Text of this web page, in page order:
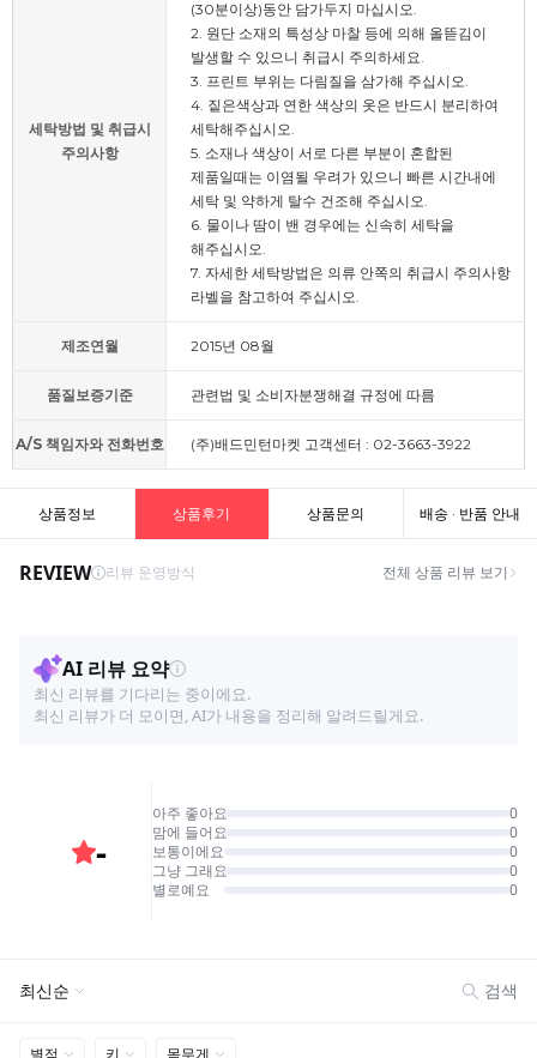
세탁방법 및 취급시
주의사항
(30분이상)동안 담가두지 마십시오.
2. 원단 소재의 특성상 마찰 등에 의해 올뜯김이
발생할 수 있으니 취급시 주의하세요.
3. 프린트 부위는 다림질을 삼가해 주십시오.
4. 짙은색상과 연한 색상의 옷은 반드시 분리하여
세탁해주십시오.
5. 소재나 색상이 서로 다른 부분이 혼합된
제품일때는 이염될 우려가 있으니 빠른 시간내에
세탁 및 약하게 탈수 건조해 주십시오.
6. 물이나 땀이 밴 경우에는 신속히 세탁을
해주십시오.
7. 자세한 세탁방법은 의류 안쪽의 취급시 주의사항
라벨을 참고하여 주십시오.
제조연월 2015년 08월
품질보증기준 관련법 및 소비자분쟁해결 규정에 따름
A/S 책임자와 전화번호 (주)배드민턴마켓 고객센터 : 02-3663-3922
상품정보 상품후기 상품문의 배송 · 반품 안내